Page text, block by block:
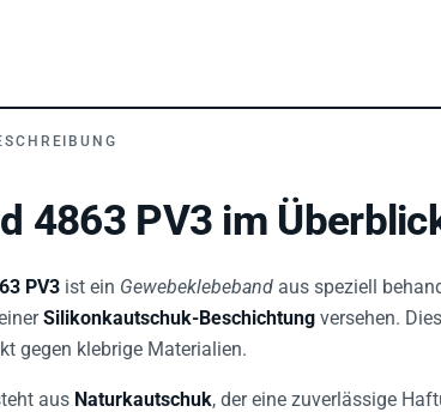
4863 PV3 im
PV3 ist ein Gewebeklebeband aus speziell
Silikonkautschuk-Beschichtung versehen.
gegen klebrige Materialien.
aus Naturkautschuk , der eine zuverlässige